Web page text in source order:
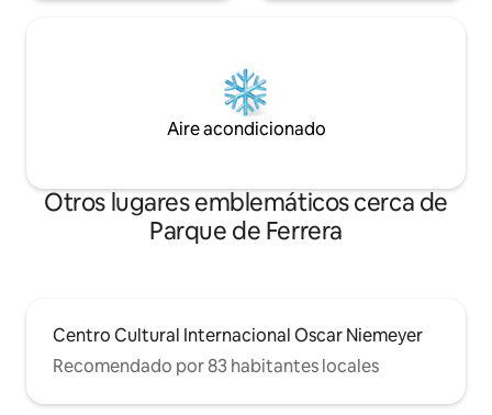
Aire acondicionado
Otros lugares emblemáticos cerca de
Parque de Ferrera
Centro Cultural Internacional Oscar Niemeyer
Recomendado por 83 habitantes locales